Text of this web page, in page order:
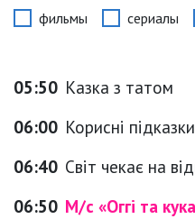
фильмы сериалы
05:50 Казка з татом
06:00 Корисні підказки
06:40 Світ чекає на
06:50 М/с «Оггі та